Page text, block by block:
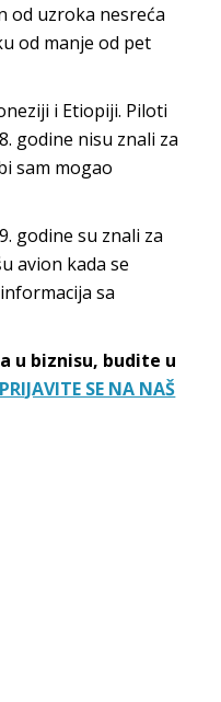
od uzroka nesreća
od manje od pet
i Etiopiji. Piloti
godine nisu znali za
sam mogao
godine su znali za
avion kada se
sa
u biznisu, budite u
PRIJAVITE SE NA NAŠ